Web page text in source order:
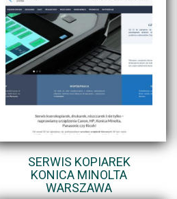
SERWIS KOPIAREK
KONICA MINOLTA
WARSZAWA